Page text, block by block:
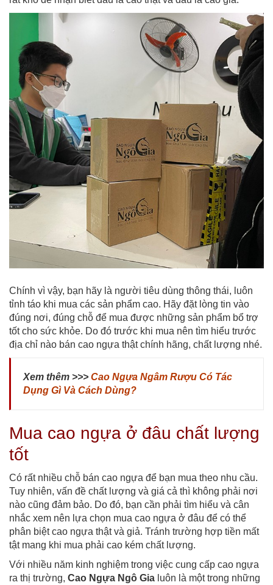
Chính vì vậy, bạn hãy là người tiêu dùng thông thái, luôn
tỉnh táo khi mua các sản phẩm cao. Hãy đặt lòng tin vào
đúng nơi, đúng chỗ để mua được những sản phẩm bổ trợ
tốt cho sức khỏe. Do đó trước khi mua nên tìm hiểu trước
địa chỉ nào bán cao ngựa thật chính hãng, chất lượng nhé.
Xem thêm >>> Cao Ngựa Ngâm Rượu Có Tác
Dụng Gì Và Cách Dùng?
Mua cao ngựa ở đâu chất lượng
tốt
Có rất nhiều chỗ bán cao ngựa để bạn mua theo nhu cầu.
Tuy nhiên, vấn đề chất lượng và giá cả thì không phải nơi
nào cũng đảm bảo. Do đó, bạn cần phải tìm hiểu và cân
nhắc xem nên lựa chọn mua cao ngựa ở đâu để có thể
phân biệt cao ngựa thật và giả. Tránh trường hợp tiền mất
tật mang khi mua phải cao kém chất lượng.
Với nhiều năm kinh nghiệm trong việc cung cấp cao ngựa
ra thị trường, Cao Ngựa Ngô Gia luôn là một trong những